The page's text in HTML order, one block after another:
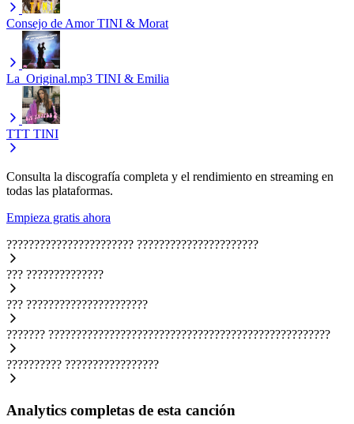
Consejo de Amor TINI & Morat
La_Original.mp3 TINI & Emilia
TTT TINI
Consulta la discografía completa y el rendimiento en streaming en
todas las plataformas.
Empieza gratis ahora
??????????????????????? ??????????????????????
??? ??????????????
??? ??????????????????????
??????? ???????????????????????????????????????????????????
?????????? ?????????????????
Analytics completas de esta canción